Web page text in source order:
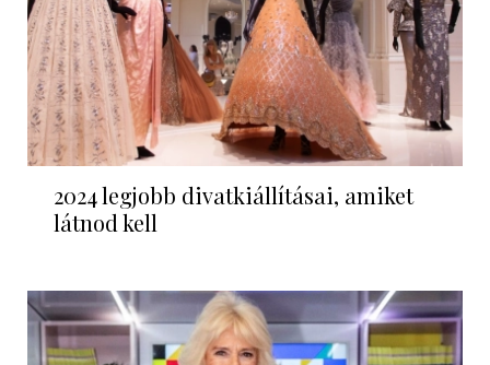
2024 legjobb divatkiállításai, amiket
látnod kell